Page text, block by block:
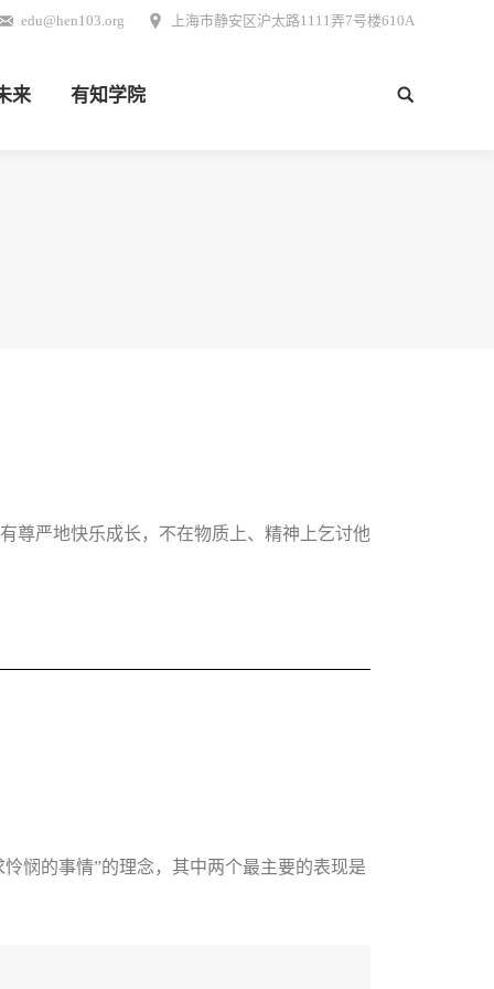
edu@hen103.org 上海市静安区沪太路1111弄7号楼610A
来 有知学院
尊严地快乐成长，不在物质上、精神上乞讨他
悯的事情”的理念，其中两个最主要的表现是